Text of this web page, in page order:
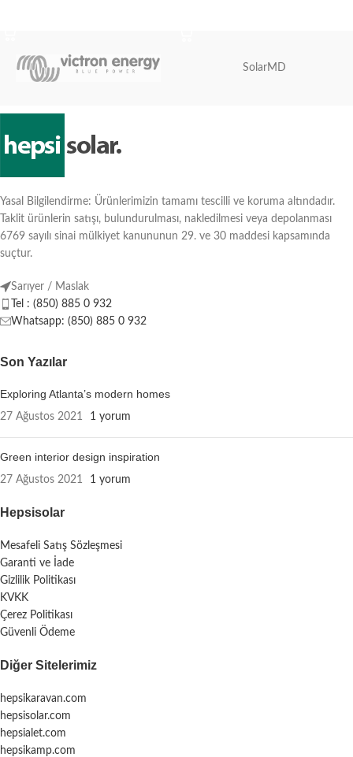
SolarMD
Yasal Bilgilendirme: Ürünlerimizin tamamı tescilli ve koruma altındadır.
Taklit ürünlerin satışı, bulundurulması, nakledilmesi veya depolanması
6769 sayılı sinai mülkiyet kanununun 29. ve 30 maddesi kapsamında
suçtur.
Sarıyer / Maslak
Tel : (850) 885 0 932
Whatsapp: (850) 885 0 932
Son Yazılar
Exploring Atlanta’s modern homes
27 Ağustos 2021 1 yorum
Green interior design inspiration
27 Ağustos 2021 1 yorum
Hepsisolar
Mesafeli Satış Sözleşmesi
Garanti ve İade
Gizlilik Politikası
KVKK
Çerez Politikası
Güvenli Ödeme
Diğer Sitelerimiz
hepsikaravan.com
hepsisolar.com
hepsialet.com
hepsikamp.com